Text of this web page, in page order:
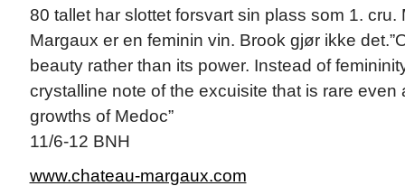
80 tallet har slottet forsvart sin plass som 1. cru.
Margaux er en feminin vin. Brook gjør ikke
beauty rather than its power. Instead of
crystalline note of the excuisite that is rare even
growths of Medoc”
11/6-12 BNH
www.chateau-margaux.com